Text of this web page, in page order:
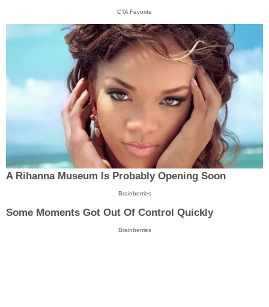
CTA Favorite
A Rihanna Museum Is Probably Opening Soon
Brainberries
Some Moments Got Out Of Control Quickly
Brainberries